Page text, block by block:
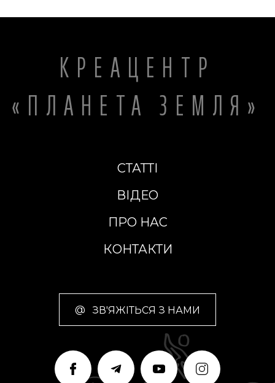
КРЕАЦЕНТР
«ПЛАНЕТА ЗЕМЛЯ»
СТАТТІ
ВІДЕО
ПРО НАС
КОНТАКТИ
@ ЗВ'ЯЖІТЬСЯ З НАМИ